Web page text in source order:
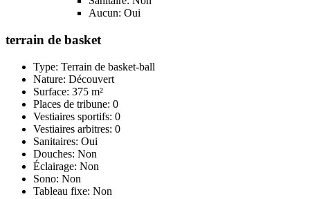
Aucun: Oui
terrain de basket
Type: Terrain de basket-ball
Nature: Découvert
Surface: 375 m²
Places de tribune: 0
Vestiaires sportifs: 0
Vestiaires arbitres: 0
Sanitaires: Oui
Douches: Non
Éclairage: Non
Sono: Non
Tableau fixe: Non